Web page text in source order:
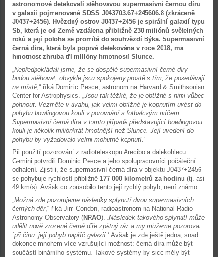
astronomové detekovali stěhovavou supermasivní černou díru
v galaxii pojmenované SDSS J043703.67+245606.8 (zkráceně
J0437+2456). Hvězdný ostrov J0437+2456 je spirální galaxií typu
Sb, která je od Země vzdálena přibližně 230 miliónů světelných
roků a její poloha se promítá do souhvězdí Býka. Supermasivní
černá díra, která byla poprvé detekována v roce 2018, má
hmotnost zhruba tři milióny hmotností Slunce.
„Nepředpokládali jsme, že se dospělé supermasivní černé díry
budou stěhovat; obvykle jsou spokojeny prostě s tím, že posedávají
na místě,“ říká Dominic Pesce, astronom na Harvard & Smithsonian
Center for Astrophysics. „Jsou tak těžké, že je obtížné s nimi vůbec
pohnout. Vezměte v úvahu, jak velmi obtížné je kopnutím uvést do
pohybu bowlingovou kouli v porovnání s fotbalovým míčem.
Supermasivní černá díra v tomto případě představující bowlingovou
kouli je několik miliónkrát hmotnější než Slunce. Její uvedení do
pohybu by vyžadovalo velmi mohutné kopnutí.“
Při použití pozorování z radioteleskopu Arecibo a dalekohledu
Gemini potvrdili Dominic Pesce a jeho spolupracovníci počáteční
odhalení. Zjistili, že supermasivní černá díra v objektu J0437+2456
se pohybuje rychlostí přibližně 177 000 kilometrů za hodinu (tj. asi
49 km/s). Avšak co způsobilo tento její rychlý pohyb, není známo.
„Možná zde pozorujeme následky splynutí dvou supermasivních
černých děr,“ říká Jim Condon, radioastronom na National Radio
Astronomy Observatory (NRAO). „Následek takového splynutí může
udělit nově zrozené černé díře zpětný ráz a my můžeme pozorovat
´při činu´ její pohyb napříč galaxií.“ Avšak je zde ještě jedna, snad
dokonce mnohem více vzrušující možnost: černá díra může být
součástí binárního systému. Takové systémy by sice měly být